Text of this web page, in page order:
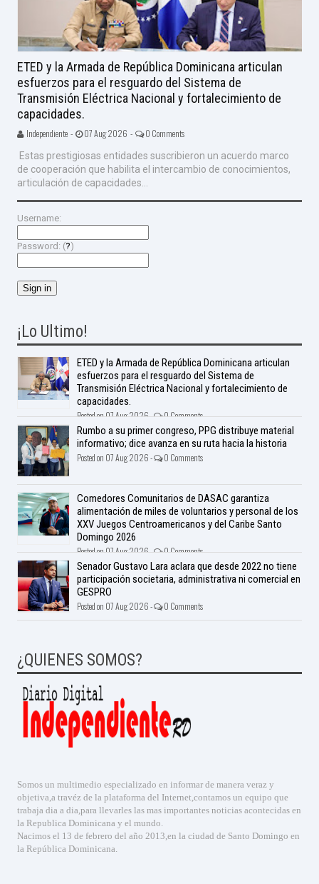
ETED y la Armada de República Dominicana articulan
esfuerzos para el resguardo del Sistema de
Transmisión Eléctrica Nacional y fortalecimiento de
capacidades.
Independiente - 07 Aug 2026 - 0 Comments
Estas prestigiosas entidades suscribieron un acuerdo marco
de cooperación que habilita el intercambio de conocimientos,
articulación de capacidades...
Username:
Password: (?)
¡Lo Ultimo!
ETED y la Armada de República Dominicana articulan
esfuerzos para el resguardo del Sistema de
Transmisión Eléctrica Nacional y fortalecimiento de
capacidades.
Posted on 07 Aug 2026 - 0 Comments
Rumbo a su primer congreso, PPG distribuye material
informativo; dice avanza en su ruta hacia la historia
Posted on 07 Aug 2026 - 0 Comments
Comedores Comunitarios de DASAC garantiza
alimentación de miles de voluntarios y personal de los
XXV Juegos Centroamericanos y del Caribe Santo
Domingo 2026
Posted on 07 Aug 2026 - 0 Comments
Senador Gustavo Lara aclara que desde 2022 no tiene
participación societaria, administrativa ni comercial en
GESPRO
Posted on 07 Aug 2026 - 0 Comments
¿QUIENES SOMOS?
Somos un multimedio especializado en informar de manera veraz y
objetiva,a travéz de la plataforma del Internet,contamos un equipo que
trabaja dia a dia,para llevarles las mas importantes noticias acontecidas en
la Republica Dominicana y el mundo.
Nacimos el 13 de febrero del año 2013,en la ciudad de Santo Domingo en
la República Dominicana.